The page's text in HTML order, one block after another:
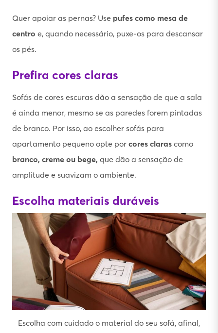
Quer apoiar as pernas? Use pufes como mesa de
centro e, quando necessário, puxe-os para descansar
os pés.
Prefira cores claras
Sofás de cores escuras dão a sensação de que a sala
é ainda menor, mesmo se as paredes forem pintadas
de branco. Por isso, ao escolher sofás para
apartamento pequeno opte por cores claras como
branco, creme ou bege, que dão a sensação de
amplitude e suavizam o ambiente.
Escolha materiais duráveis
Escolha com cuidado o material do seu sofá, afinal,